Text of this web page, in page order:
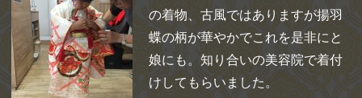
の着物、古風ではありますが揚羽
蝶の柄が華やかでこれを是非にと
娘にも。知り合いの美容院で着付
けしてもらいました。